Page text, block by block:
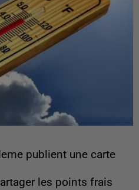
publient une carte
les points frais